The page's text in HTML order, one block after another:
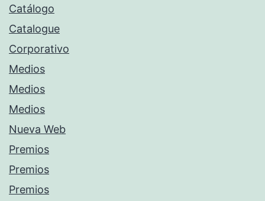
Catálogo
Catalogue
Corporativo
Medios
Medios
Medios
Nueva Web
Premios
Premios
Premios